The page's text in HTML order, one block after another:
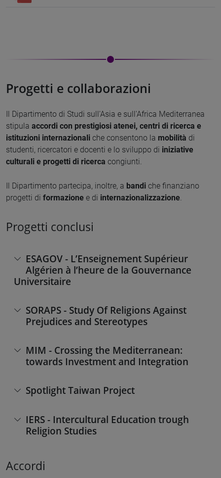
Progetti e collaborazioni
Il Dipartimento di Studi sull'Asia e sull'Africa Mediterranea
stipula accordi con prestigiosi atenei, centri di ricerca e
istituzioni internazionali che consentono la mobilità di
studenti, ricercatori e docenti e lo sviluppo di iniziative
culturali e progetti di ricerca congiunti.
Il Dipartimento partecipa, inoltre, a bandi che finanziano
progetti di formazione e di internazionalizzazione.
Progetti conclusi
ESAGOV - L’Enseignement Supérieur
Algérien à l’heure de la Gouvernance
Universitaire
SORAPS - Study Of Religions Against
Prejudices and Stereotypes
MIM - Crossing the Mediterranean:
towards Investment and Integration
Spotlight Taiwan Project
IERS - Intercultural Education trough
Religion Studies
Accordi